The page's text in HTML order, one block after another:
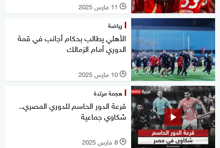
l 11 مارس 2025
رياضة
الأهلي يطالب بحكام أجانب في قمة
الدوري أمام الزمالك
l 10 مارس 2025
هجمة مرتدة
قرعة الدور الحاسم للدوري المصري..
شكاوي جماعية
l 8 مارس 2025